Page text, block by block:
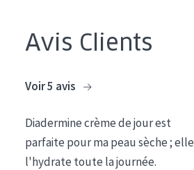
Avis Clients
Voir 5 avis
Diadermine crème de jour est
parfaite pour ma peau sèche ; elle
l'hydrate toute la journée.